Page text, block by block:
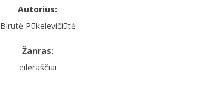
Autorius:
Birutė Pūkelevičiūtė
Žanras:
eilėraščiai